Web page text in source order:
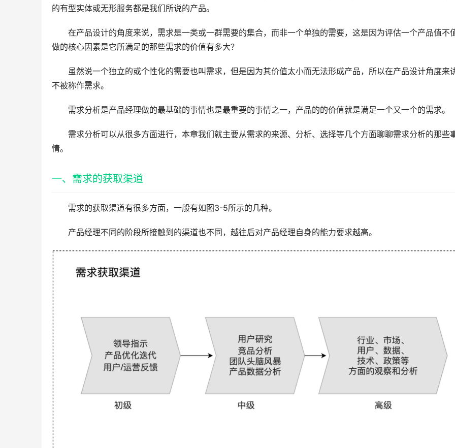
的有型实体或无形服务都是我们所说的产品。
在产品设计的角度来说，需求是一类或一群需要的集合，而非一个单独的需要，这是因为评估一个产品值不
做的核心因素是它所满足的那些需求的价值有多大？
虽然说一个独立的或个性化的需要也叫需求，但是因为其价值太小而无法形成产品，所以在产品设计角度来
不被称作需求。
需求分析是产品经理做的最基础的事情也是最重要的事情之一，产品的的价值就是满足一个又一个的需求。
需求分析可以从很多方面进行，本章我们就主要从需求的来源、分析、选择等几个方面聊聊需求分析的那些
情。
一、需求的获取渠道
需求的获取渠道有很多方面，一般有如图3-5所示的几种。
产品经理不同的阶段所接触到的渠道也不同，越往后对产品经理自身的能力要求越高。